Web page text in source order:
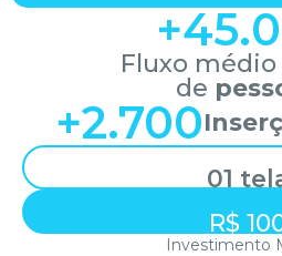
+
Fluxo
de
+2.700
01
R$
Investimento